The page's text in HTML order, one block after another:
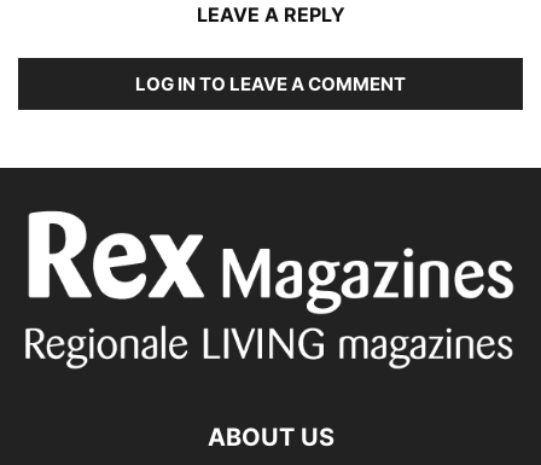
LEAVE A REPLY
LOG IN TO LEAVE A COMMENT
ABOUT US